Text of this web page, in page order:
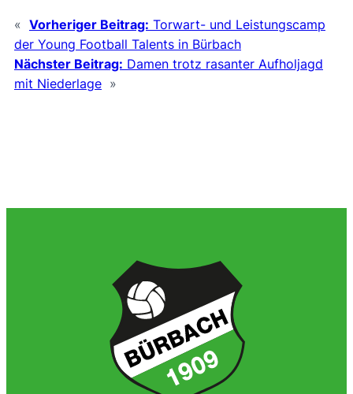
« Vorheriger Beitrag: Torwart- und Leistungscamp
der Young Football Talents in Bürbach
Nächster Beitrag: Damen trotz rasanter Aufholjagd
mit Niederlage »